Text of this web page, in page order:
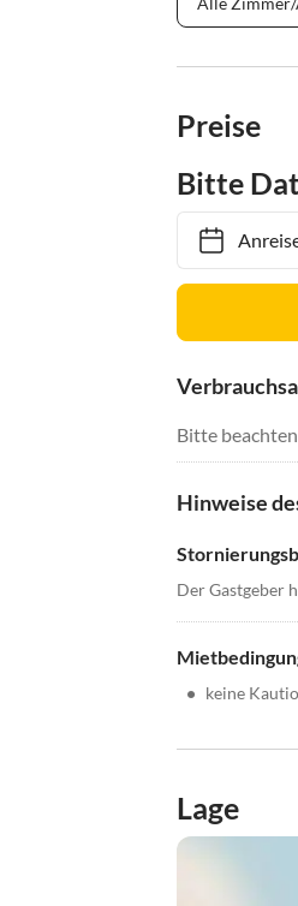
Preise
Bitte
Anreise
Bitte
Hinweise
Der Gastgeber
• keine
Lage